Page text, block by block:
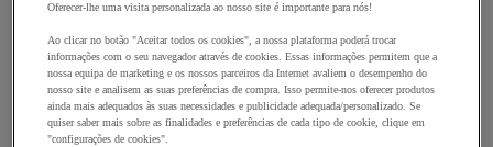
Carro de nível constante
Carro de plataformas
Carro dobrável
Carro eléctrico
Carro em fio de aço
Carro para caixas
Carro para carga comprida e volumosa
Oferecer-lhe uma visita personalizada ao nosso site é importante para nós!
Ao clicar no botão "Aceitar todos os cookies", a nossa plataforma poderá trocar
informações com o seu navegador através de cookies. Essas informações permitem que a
nossa equipa de marketing e os nossos parceiros da Internet avaliem o desempenho do
nosso site e analisem as suas preferências de compra. Isso permite-nos oferecer produtos
ainda mais adequados às suas necessidades e publicidade adequada/personalizado. Se
quiser saber mais sobre as finalidades e preferências de cada tipo de cookie, clique em
"configurações de cookies".